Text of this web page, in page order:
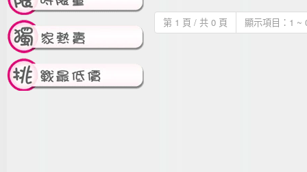
第 1 頁 / 共 0 頁 顯示項目：1 ~